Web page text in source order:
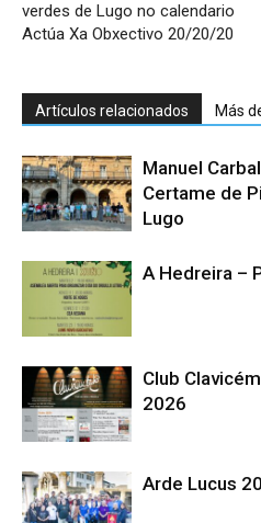
verdes de Lugo no calendario
Actúa Xa Obxectivo 20/20/20
Artículos relacionados Más
Manuel
Certame de
Lugo
A Hedreira –
Club
2026
Arde Lucus